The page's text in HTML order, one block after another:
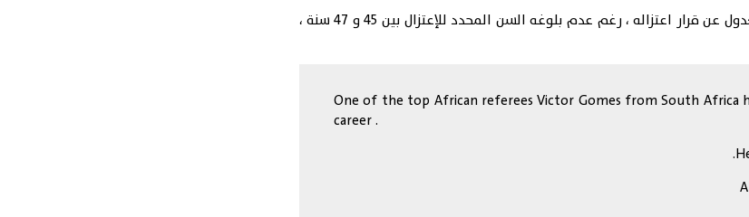
وكان الإتحاد الإفريقي لكرة القدم قد حاول إقناع الحكم الجنوب إفريقي عن العدول عن قرار اعتزاله ، رغم عدم بلوغه السن المحدد للإعتزال بين 45 و 47 سنة ،
One of the top African referees Victor Gomes from South
career .